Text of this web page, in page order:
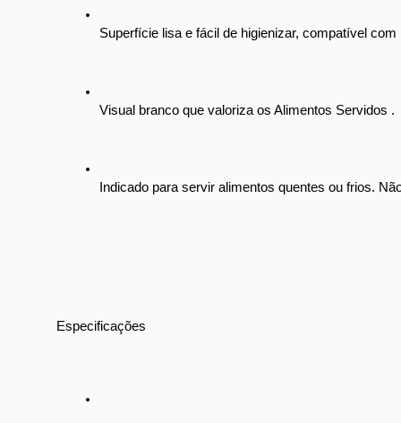
Superfície lisa e fácil de higienizar, compatível
Visual branco que valoriza os Alimentos Servidos .
Indicado para servir alimentos quentes ou frios.
Especificações